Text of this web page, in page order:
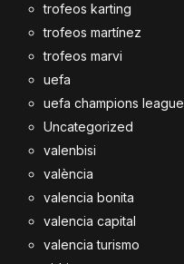
trofeos karting
trofeos martínez
trofeos marvi
uefa
uefa champions league
Uncategorized
valenbisi
valència
valencia bonita
valencia capital
valencia turismo